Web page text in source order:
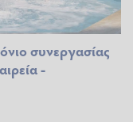
συνεργασίας
-